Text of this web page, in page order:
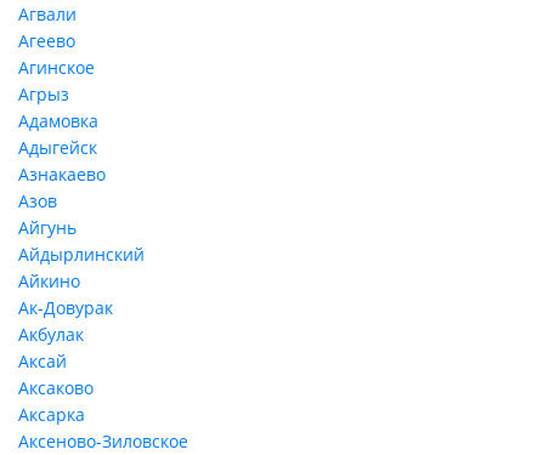
Агвали
Агеево
Агинское
Агрыз
Адамовка
Адыгейск
Азнакаево
Азов
Айгунь
Айдырлинский
Айкино
Ак-Довурак
Акбулак
Аксай
Аксаково
Аксарка
Аксеново-Зиловское